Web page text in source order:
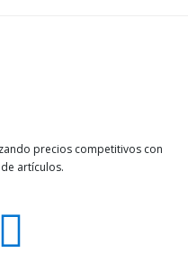
precios competitivos con
artículos.